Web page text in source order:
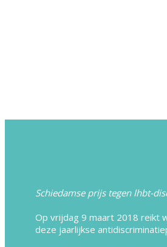
Schiedamse prijs tegen lhbt-
Op vrijdag 9 maart 2018 reikt
deze jaarlijkse